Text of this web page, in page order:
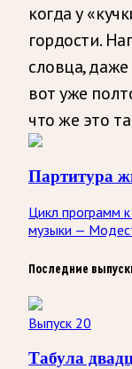
когда у
гордости.
словца,
вот уже
что же это
Партитура
Цикл программ
музыки —
Последние
Выпуск 20
Табула